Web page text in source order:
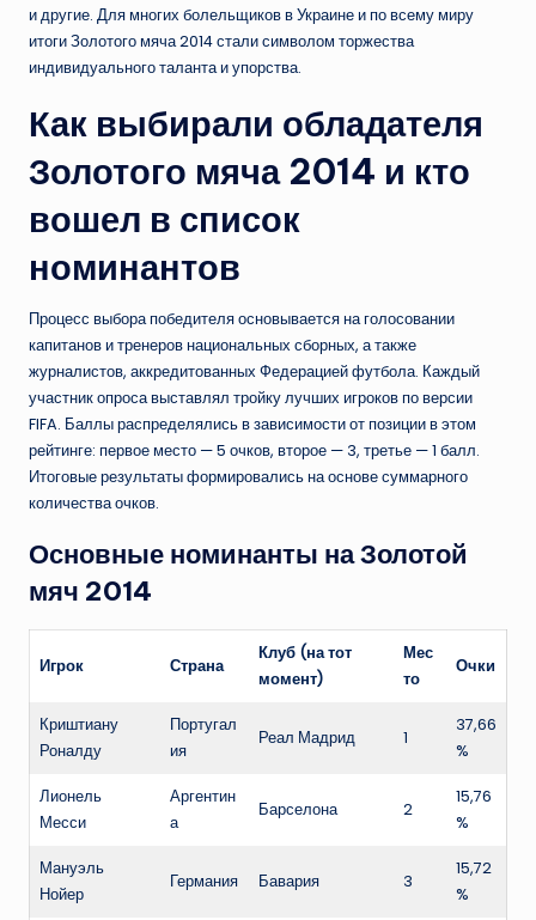
и другие. Для многих болельщиков в Украине и по всему миру
итоги Золотого мяча 2014 стали символом торжества
индивидуального таланта и упорства.
Как выбирали обладателя
Золотого мяча 2014 и кто
вошел в список
номинантов
Процесс выбора победителя основывается на голосовании
капитанов и тренеров национальных сборных, а также
журналистов, аккредитованных Федерацией футбола. Каждый
участник опроса выставлял тройку лучших игроков по версии
FIFA. Баллы распределялись в зависимости от позиции в этом
рейтинге: первое место — 5 очков, второе — 3, третье — 1 балл.
Итоговые результаты формировались на основе суммарного
количества очков.
Основные номинанты на Золотой
мяч 2014
Игрок Страна
Клуб (на тот
момент)
Мес
то
Очки
Криштиану
Роналду
Португал
ия
Реал Мадрид 1
37,66
%
Лионель
Месси
Аргентин
а
Барселона 2
15,76
%
Мануэль
Нойер
Германия Бавария 3
15,72
%